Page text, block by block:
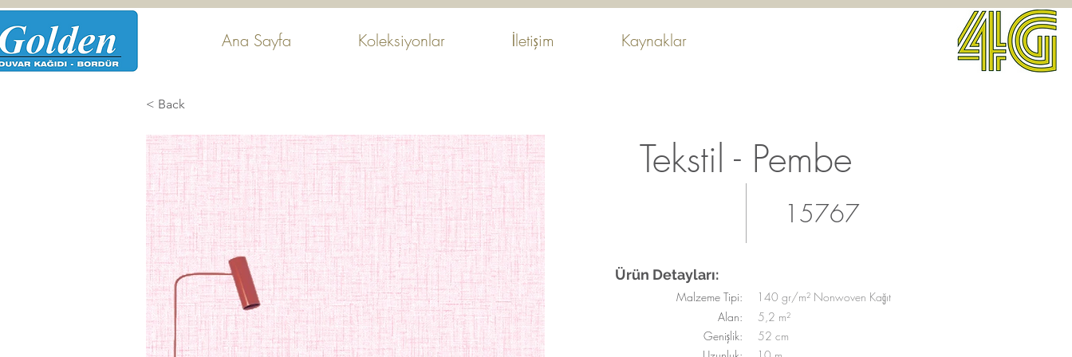
Ana Sayfa Koleksiyonlar İletişim Kaynaklar
< Back
Malzeme Tipi:
Tekstil - Pembe
15767
140 gr/m² Nonwoven Kağıt
Ürün Detayları:
Alan:
Genişlik:
5,2 m²
52 cm